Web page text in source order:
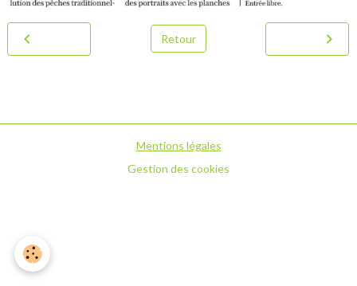
Retour
Mentions légales
Gestion des cookies